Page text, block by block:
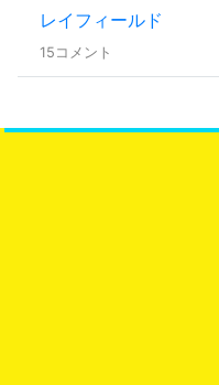
レイフィールド
15コメント